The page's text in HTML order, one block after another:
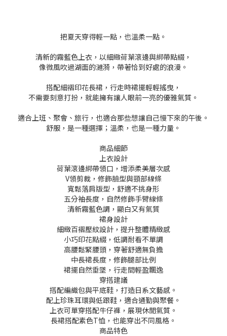
把夏天穿得輕一點，也溫柔一點。
清新的霧藍色上衣，以細緻荷葉滾邊與綁帶點綴，
像微風吹過湖面的漣漪，帶著恰到好處的浪漫。
搭配細褶印花長裙，行走時裙擺輕輕搖曳，
不需要刻意打扮，就能擁有讓人眼前一亮的優雅氣質。
適合上班、聚會、旅行，也適合那些想讓自己慢下來的午後。
舒服，是一種選擇；溫柔，也是一種力量。
商品細節
上衣設計
荷葉滾邊綁帶領口，增添柔美層次感
V領剪裁，修飾臉型與頸部線條
寬鬆落肩版型，舒適不挑身形
五分袖長度，自然修飾手臂線條
清新霧藍色調，顯白又有氣質
裙身設計
細緻百褶壓紋設計，提升整體精緻感
小巧印花點綴，低調耐看不單調
高腰鬆緊腰頭，穿著舒適無負擔
中長裙長度，修飾腿部比例
裙擺自然垂墜，行走間輕盈飄逸
穿搭建議
搭配編織包與平底鞋，打造日系文藝感。
配上珍珠耳環與低跟鞋，適合通勤與聚餐。
上衣可單穿搭配牛仔褲，展現休閒氣質。
長裙搭配素色T恤，也能穿出不同風格。
商品特色